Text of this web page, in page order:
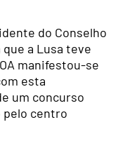
do Conselho
a Lusa teve
manifestou-se
esta
um concurso
pelo centro